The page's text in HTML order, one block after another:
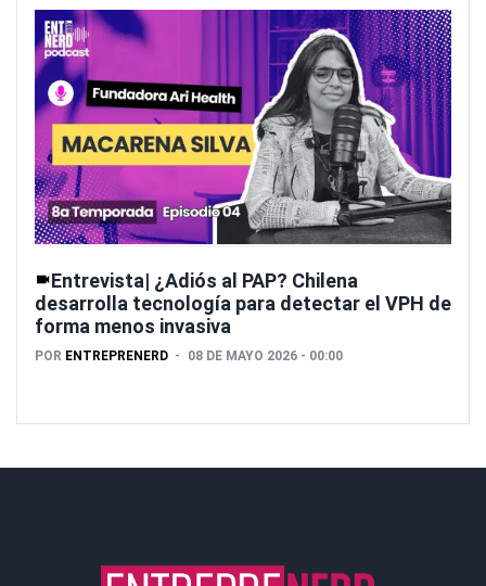
Entrevista| ¿Adiós al PAP? Chilena
desarrolla tecnología para detectar el VPH de
forma menos invasiva
POR ENTREPRENERD 08 DE MAYO 2026 - 00:00